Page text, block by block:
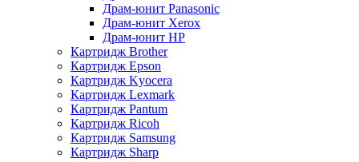
Драм-юнит Panasonic
Драм-юнит Xerox
Драм-юнит НР
Картридж Brother
Картридж Epson
Картридж Kyocera
Картридж Lexmark
Картридж Pantum
Картридж Ricoh
Картридж Samsung
Картридж Sharp